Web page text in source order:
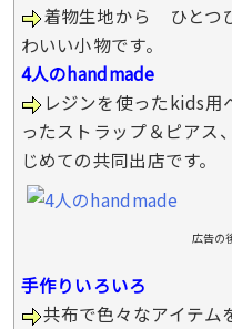
着物生地から ひとつ
わいい小物です。
4人のhandmade
レジンを使ったkids用
ったストラップ＆ピアス
じめての共同出店です。
広告の
手作りいろいろ
共布で色々なアイテム